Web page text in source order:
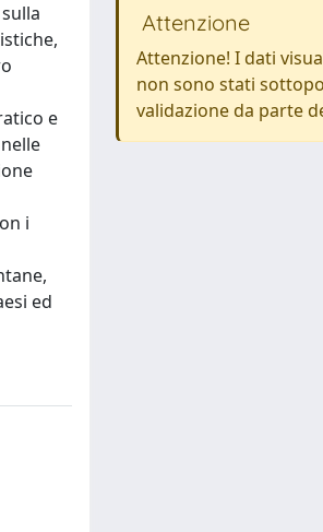
e
i
ed
Attenzione
Attenzione! I dati
non sono stati
validazione da parte